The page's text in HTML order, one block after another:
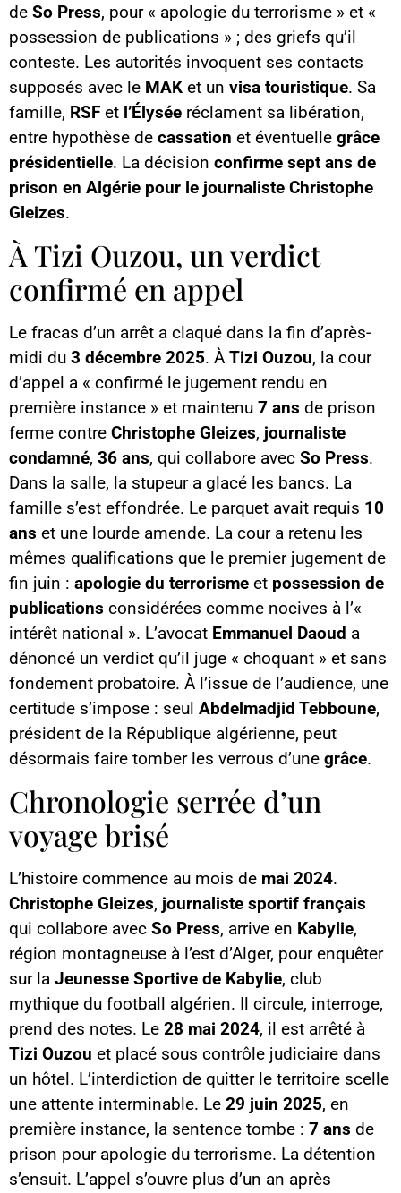
de So Press, pour « apologie du terrorisme » et «
possession de publications » ; des griefs qu’il
conteste. Les autorités invoquent ses contacts
supposés avec le MAK et un visa touristique. Sa
famille, RSF et l’Élysée réclament sa libération,
entre hypothèse de cassation et éventuelle grâce
présidentielle. La décision confirme sept ans de
prison en Algérie pour le journaliste Christophe
Gleizes.
À Tizi Ouzou, un verdict
confirmé en appel
Le fracas d’un arrêt a claqué dans la fin d’après-
midi du 3 décembre 2025. À Tizi Ouzou, la cour
d’appel a « confirmé le jugement rendu en
première instance » et maintenu 7 ans de prison
ferme contre Christophe Gleizes, journaliste
condamné, 36 ans, qui collabore avec So Press.
Dans la salle, la stupeur a glacé les bancs. La
famille s’est effondrée. Le parquet avait requis 10
ans et une lourde amende. La cour a retenu les
mêmes qualifications que le premier jugement de
fin juin : apologie du terrorisme et possession de
publications considérées comme nocives à l’«
intérêt national ». L’avocat Emmanuel Daoud a
dénoncé un verdict qu’il juge « choquant » et sans
fondement probatoire. À l’issue de l’audience, une
certitude s’impose : seul Abdelmadjid Tebboune,
président de la République algérienne, peut
désormais faire tomber les verrous d’une grâce.
Chronologie serrée d’un
voyage brisé
L’histoire commence au mois de mai 2024.
Christophe Gleizes, journaliste sportif français
qui collabore avec So Press, arrive en Kabylie,
région montagneuse à l’est d’Alger, pour enquêter
sur la Jeunesse Sportive de Kabylie, club
mythique du football algérien. Il circule, interroge,
prend des notes. Le 28 mai 2024, il est arrêté à
Tizi Ouzou et placé sous contrôle judiciaire dans
un hôtel. L’interdiction de quitter le territoire scelle
une attente interminable. Le 29 juin 2025, en
première instance, la sentence tombe : 7 ans de
prison pour apologie du terrorisme. La détention
s’ensuit. L’appel s’ouvre plus d’un an après